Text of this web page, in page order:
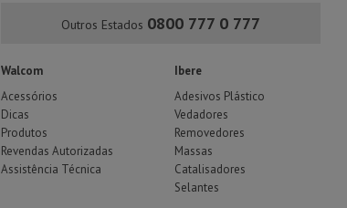
Outros Estados 0800 777 0 777
Walcom
Acessórios
Dicas
Produtos
Revendas Autorizadas
Assistência Técnica
Ibere
Adesivos Plástico
Vedadores
Removedores
Massas
Catalisadores
Selantes